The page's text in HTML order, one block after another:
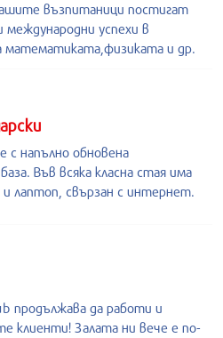
възпитаници постигат
международни успехи в
математиката,физиката и др.
с напълно обновена
Във всяка класна стая има
лаптоп, свързан с интернет.
продължава да работи и
клиенти! Залата ни вече е по-